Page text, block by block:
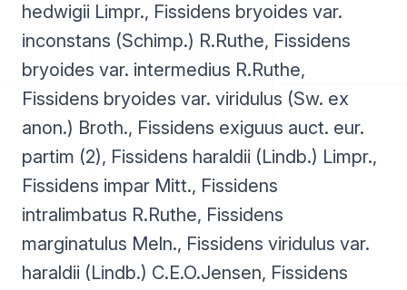
hedwigii Limpr., Fissidens bryoides var.
inconstans (Schimp.) R.Ruthe, Fissidens
bryoides var. intermedius R.Ruthe,
Fissidens bryoides var. viridulus (Sw. ex
anon.) Broth., Fissidens exiguus auct. eur.
partim (2), Fissidens haraldii (Lindb.) Limpr.,
Fissidens impar Mitt., Fissidens
intralimbatus R.Ruthe, Fissidens
marginatulus Meln., Fissidens viridulus var.
haraldii (Lindb.) C.E.O.Jensen, Fissidens